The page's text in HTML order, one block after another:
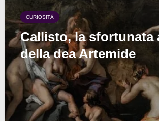
CURIOSITÀ
Callisto, la sfortunata
della dea Artemide